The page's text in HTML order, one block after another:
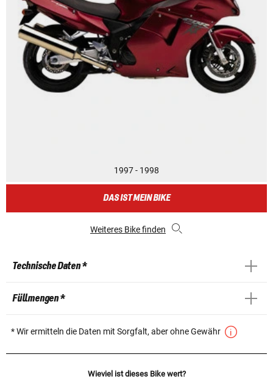
1997 - 1998
DAS IST MEIN BIKE
Weiteres Bike finden
Technische Daten *
Füllmengen *
* Wir ermitteln die Daten mit Sorgfalt, aber ohne Gewähr
Wieviel ist dieses Bike wert?